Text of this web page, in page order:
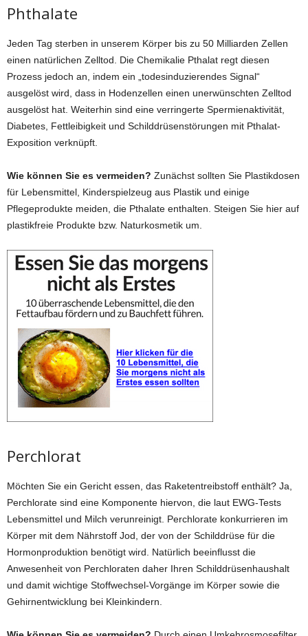
Phthalate
Jeden Tag sterben in unserem Körper bis zu 50 Milliarden Zellen
einen natürlichen Zelltod. Die Chemikalie Pthalat regt diesen
Prozess jedoch an, indem ein „todesinduzierendes Signal“
ausgelöst wird, dass in Hodenzellen einen unerwünschten Zelltod
ausgelöst hat. Weiterhin sind eine verringerte Spermienaktivität,
Diabetes, Fettleibigkeit und Schilddrüsenstörungen mit Pthalat-
Exposition verknüpft.
Wie können Sie es vermeiden? Zunächst sollten Sie Plastikdosen
für Lebensmittel, Kinderspielzeug aus Plastik und einige
Pflegeprodukte meiden, die Pthalate enthalten. Steigen Sie hier auf
plastikfreie Produkte bzw. Naturkosmetik um.
Perchlorat
Möchten Sie ein Gericht essen, das Raketentreibstoff enthält? Ja,
Perchlorate sind eine Komponente hiervon, die laut EWG-Tests
Lebensmittel und Milch verunreinigt. Perchlorate konkurrieren im
Körper mit dem Nährstoff Jod, der von der Schilddrüse für die
Hormonproduktion benötigt wird. Natürlich beeinflusst die
Anwesenheit von Perchloraten daher Ihren Schilddrüsenhaushalt
und damit wichtige Stoffwechsel-Vorgänge im Körper sowie die
Gehirnentwicklung bei Kleinkindern.